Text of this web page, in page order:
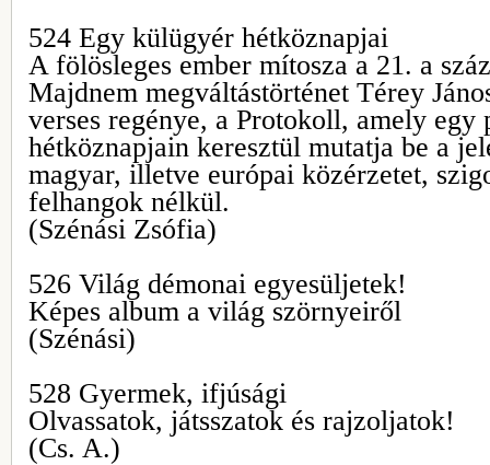
524 Egy külügyér hétköznapjai
A fölösleges ember mítosza a 21. a
Majdnem megváltástörténet Térey
verses regénye, a Protokoll, amely
hétköznapjain keresztül mutatja be a
magyar, illetve európai közérzetet,
felhangok nélkül.
(Szénási Zsófia)
526 Világ démonai egyesüljetek!
Képes album a világ szörnyeiről
(Szénási)
528 Gyermek, ifjúsági
Olvassatok, játsszatok és rajzoljatok!
(Cs. A.)